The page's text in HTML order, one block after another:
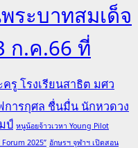
ระบาทสมเด็จ
ก.ค.66 ที่
รู โรงเรียนสาธิต มศว
การกุศล ชื่นมื่น นักหวดวง
ป์ หนูน้อยจ้าวเวหา Young Pilot
2025” อักษรฯ จุฬาฯ เปิดสอน